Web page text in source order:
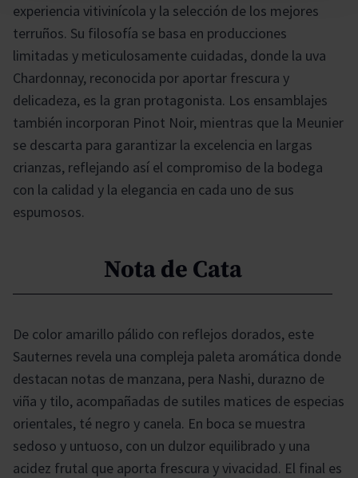
experiencia vitivinícola y la selección de los mejores
terruños. Su filosofía se basa en producciones
limitadas y meticulosamente cuidadas, donde la uva
Chardonnay, reconocida por aportar frescura y
delicadeza, es la gran protagonista. Los ensamblajes
también incorporan Pinot Noir, mientras que la Meunier
se descarta para garantizar la excelencia en largas
crianzas, reflejando así el compromiso de la bodega
con la calidad y la elegancia en cada uno de sus
espumosos.
Nota de Cata
De color amarillo pálido con reflejos dorados, este
Sauternes revela una compleja paleta aromática donde
destacan notas de manzana, pera Nashi, durazno de
viña y tilo, acompañadas de sutiles matices de especias
orientales, té negro y canela. En boca se muestra
sedoso y untuoso, con un dulzor equilibrado y una
acidez frutal que aporta frescura y vivacidad. El final es